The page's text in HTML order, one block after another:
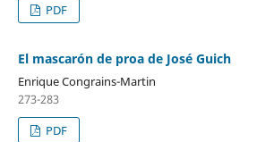
PDF
El mascarón de proa de José Guich
Enrique Congrains-Martin
273-283
PDF